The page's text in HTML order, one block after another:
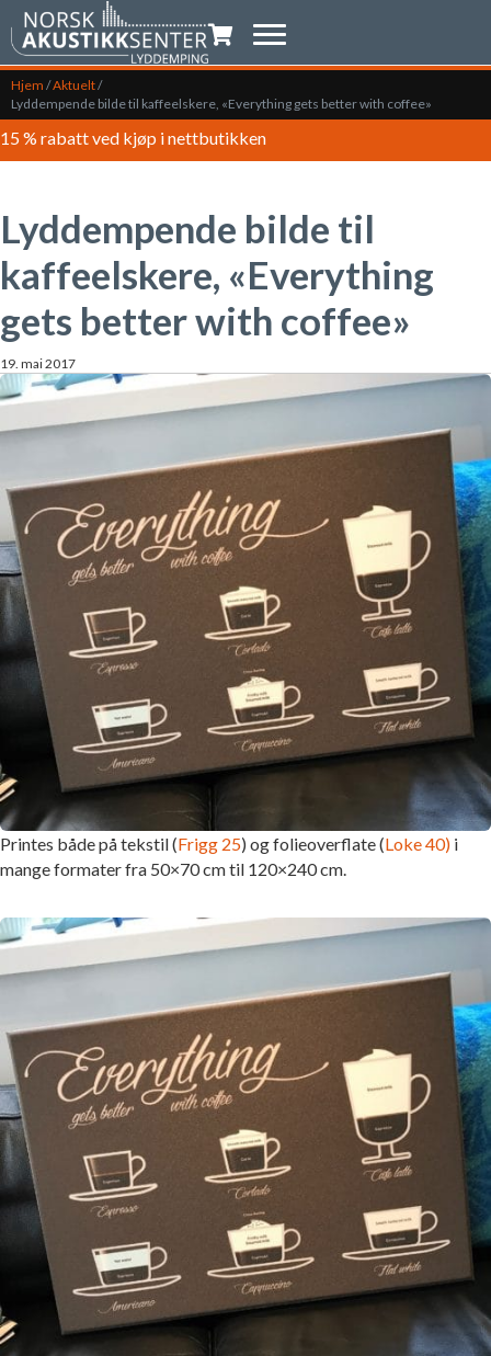
Handlevogn
Hjem /Aktuelt/
Lyddempende bilde til kaffeelskere, «Everything gets better with coffee»
15 % rabatt ved kjøp i nettbutikken
Lyddempende bilde til
kaffeelskere, «Everything
gets better with coffee»
19. mai 2017
Printes både på tekstil (Frigg 25) og folieoverflate (Loke 40) i
mange formater fra 50×70 cm til 120×240 cm.